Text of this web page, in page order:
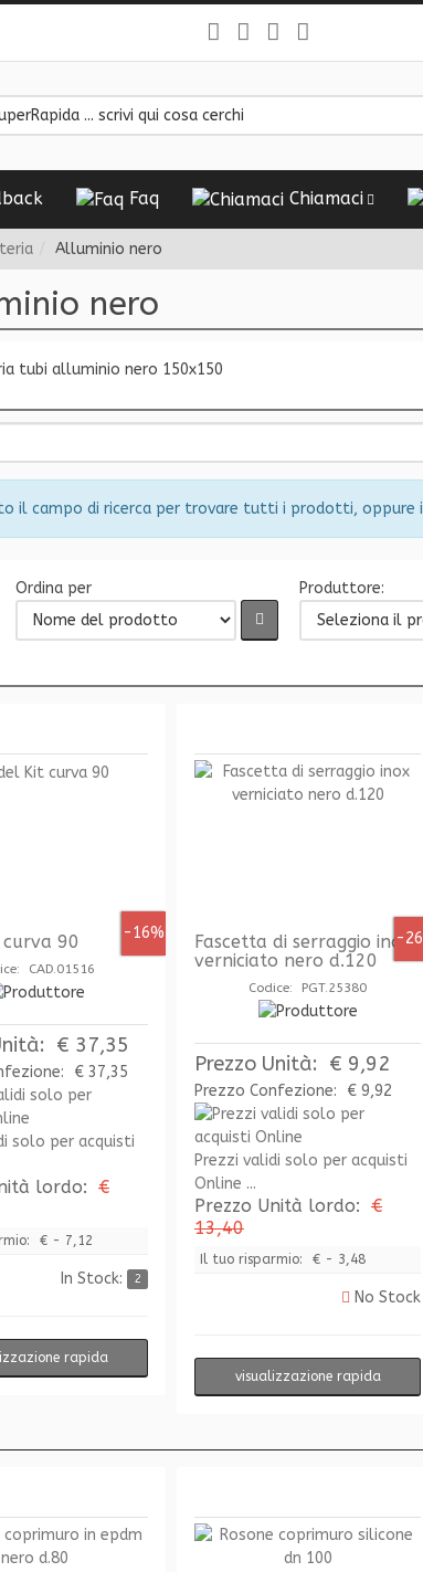
Faq Chiamaci
Alluminio nero
nero
il campo di ricerca per trovare tutti i prodotti,
Ordina per Produttore:
-16%
90
CAD.01516
€ 37,35
€ 37,35
solo per acquisti
lordo: €
€ - 7,12
In Stock: 2
rapida
-
Fascetta di serraggio inox
verniciato nero d.120
Codice: PGT.25380
Prezzo Unità: € 9,92
Prezzo Confezione: € 9,92
Prezzi validi solo per acquisti
Online ...
Prezzo Unità lordo: €
13,40
Il tuo risparmio: € - 3,48
No Stock
visualizzazione rapida